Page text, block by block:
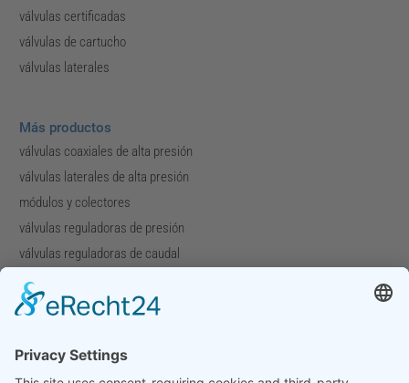
válvulas certificadas
válvulas de cartucho
válvulas laterales
Más productos
válvulas coaxiales de alta presión
válvulas laterales de alta presión
módulos y colectores
válvulas reguladoras de presión
válvulas reguladoras de caudal
válvulas especiales
Compañía